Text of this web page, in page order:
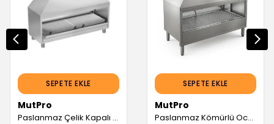
SEPETE EKLE
MutPro
Paslanmaz Çelik Kapalı Kömürlü Izgara 100cm, Eko Model
SEPETE EKLE
MutPro
Paslanmaz Kömürlü Ocakbaşı Izgara 200cm, İzolasyonlu